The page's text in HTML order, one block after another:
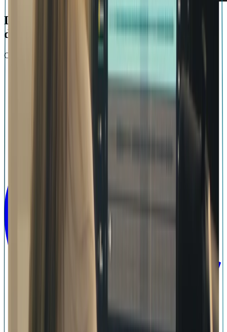
Dote ton dispositif de toute la puissance
d’un studio professionnel
COMMENCE GRATUITEMENT